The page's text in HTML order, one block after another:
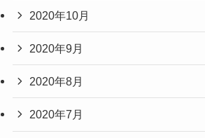
2020年10月
2020年9月
2020年8月
2020年7月